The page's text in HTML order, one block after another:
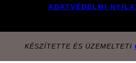
ADATVÉDELMI
KÉSZÍTETTE ÉS ÜZEMELTETI